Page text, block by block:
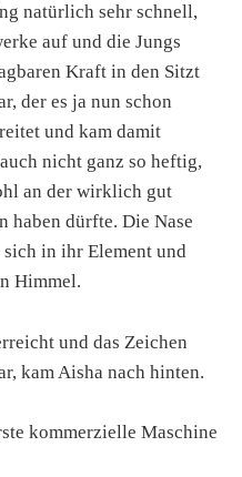
natürlich sehr schnell,
auf und die Jungs
Kraft in den Sitzt
der es ja nun schon
und kam damit
nicht ganz so heftig,
an der wirklich gut
haben dürfte. Die Nase
in ihr Element und
Himmel.
und das Zeichen
kam Aisha nach hinten.
kommerzielle Maschine